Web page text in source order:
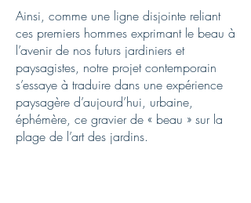
Ainsi, comme une ligne disjointe reliant
ces premiers hommes exprimant le beau à
l’avenir de nos futurs jardiniers et
paysagistes, notre projet contemporain
s’essaye à traduire dans une expérience
paysagère d’aujourd’hui, urbaine,
éphémère, ce gravier de « beau » sur la
plage de l’art des jardins.